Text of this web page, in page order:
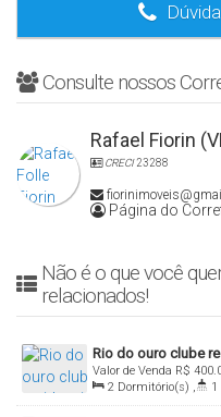
Consulte nossos
Rafael Fiorin
CRECI23288
Página do
Não é o que você
relacionados!
Rio do ouro clube
R$
Valor de Venda
Murta, Itajaí, Santa
2 Dormitório(s) , 1
Sala(s) , Total: 64.00